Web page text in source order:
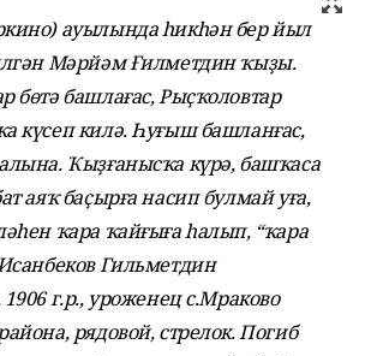
ауылында һикһән бер йыл
Мәрйәм Ғилметдин ҡыҙы.
бөтә башлағас, Рыҫҡоловтар
күсеп килә. Һуғыш башланғас,
Ҡыҙғанысҡа күрә, башҡаса
аяҡ баҫырға насип булмай уға,
ҡара ҡайғыға һалып, “ҡара
Гильметдин
г.р., уроженец с.Мраково
рядовой, стрелок. Погиб